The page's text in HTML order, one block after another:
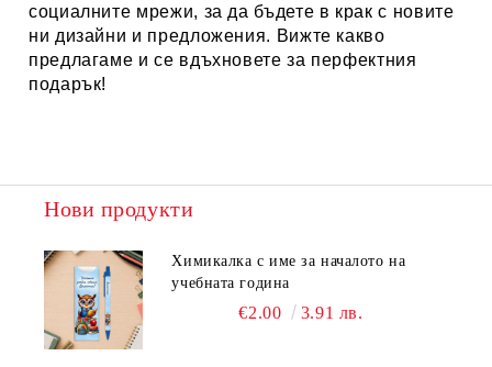
социалните мрежи, за да бъдете в крак с новите
ни дизайни и предложения. Вижте какво
предлагаме и се вдъхновете за перфектния
подарък!
Нови продукти
Химикалка с име за началото на
учебната година
€2.00 3.91 лв.